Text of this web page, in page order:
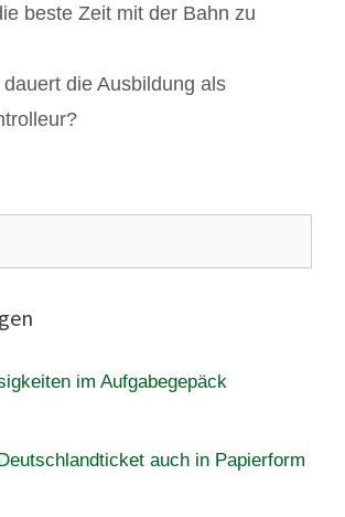
beste Zeit mit der Bahn zu
die Ausbildung als
im Aufgabegepäck
auch in Papierform